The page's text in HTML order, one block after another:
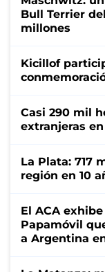
Bull Terrier
millones
Kicillof
Casi 290 mil
extranjeras
La Plata: 717
región en 10
El ACA
Papamóvil
a Argentina